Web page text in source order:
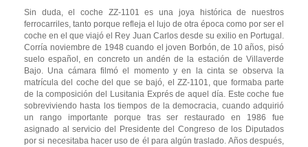
Sin duda, el coche ZZ-1101 es una joya histórica de nuestros
ferrocarriles, tanto porque refleja el lujo de otra época como por ser el
coche en el que viajó el Rey Juan Carlos desde su exilio en Portugal.
Corría noviembre de 1948 cuando el joven Borbón, de 10 años, pisó
suelo español, en concreto un andén de la estación de Villaverde
Bajo. Una cámara filmó el momento y en la cinta se observa la
matrícula del coche del que se bajó, el ZZ-1101, que formaba parte
de la composición del Lusitania Exprés de aquel día. Este coche fue
sobreviviendo hasta los tiempos de la democracia, cuando adquirió
un rango importante porque tras ser restaurado en 1986 fue
asignado al servicio del Presidente del Congreso de los Diputados
por si necesitaba hacer uso de él para algún traslado. Años después,